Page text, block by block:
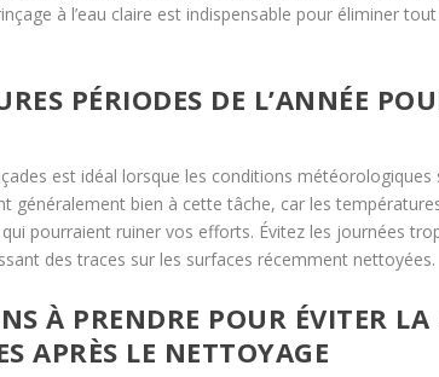
à l’eau claire est indispensable pour éliminer
PÉRIODES DE L’ANNÉE
est idéal lorsque les conditions
généralement bien à cette tâche, car les
pourraient ruiner vos efforts. Évitez les journées
des traces sur les surfaces récemment nettoyées.
À PRENDRE POUR ÉVITER
APRÈS LE NETTOYAGE